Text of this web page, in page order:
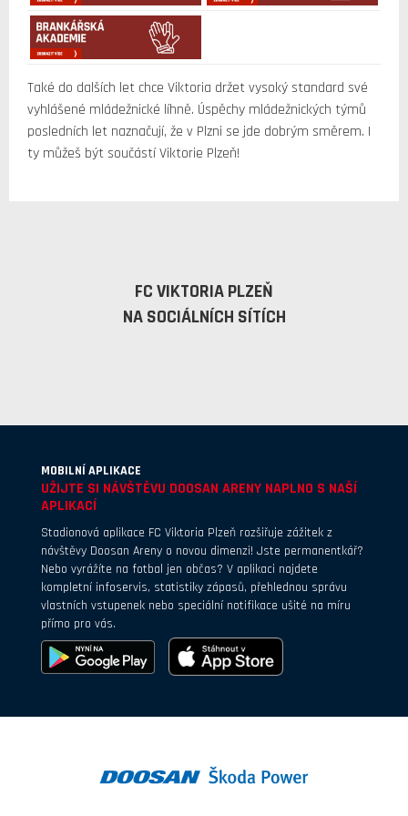
Také do dalších let chce Viktoria držet vysoký standard své
vyhlášené mládežnické líhně. Úspěchy mládežnických týmů
posledních let naznačují, že v Plzni se jde dobrým směrem. I
ty můžeš být součástí Viktorie Plzeň!
FC VIKTORIA PLZEŇ
NA SOCIÁLNÍCH SÍTÍCH
MOBILNÍ APLIKACE
UŽIJTE SI NÁVŠTĚVU DOOSAN ARENY NAPLNO S NAŠÍ
APLIKACÍ
Stadionová aplikace FC Viktoria Plzeň rozšiřuje zážitek z
návštěvy Doosan Areny o novou dimenzi! Jste permanentkář?
Nebo vyrážíte na fotbal jen občas? V aplikaci najdete
kompletní infoservis, statistiky zápasů, přehlednou správu
vlastních vstupenek nebo speciální notifikace ušité na míru
přímo pro vás.